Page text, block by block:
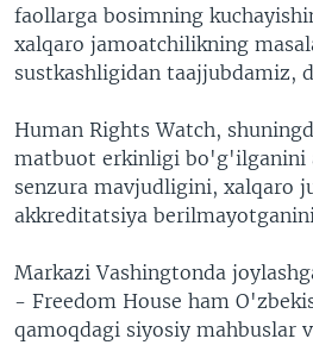
faollarga bosimning
xalqaro jamoatchilikning
sustkashligidan taajjubdamiz,
Human Rights Watch,
matbuot erkinligi bo'g'ilganini
senzura mavjudligini, xalqaro
akkreditatsiya
Markazi Vashingtonda
- Freedom House ham
qamoqdagi siyosiy mahbuslar